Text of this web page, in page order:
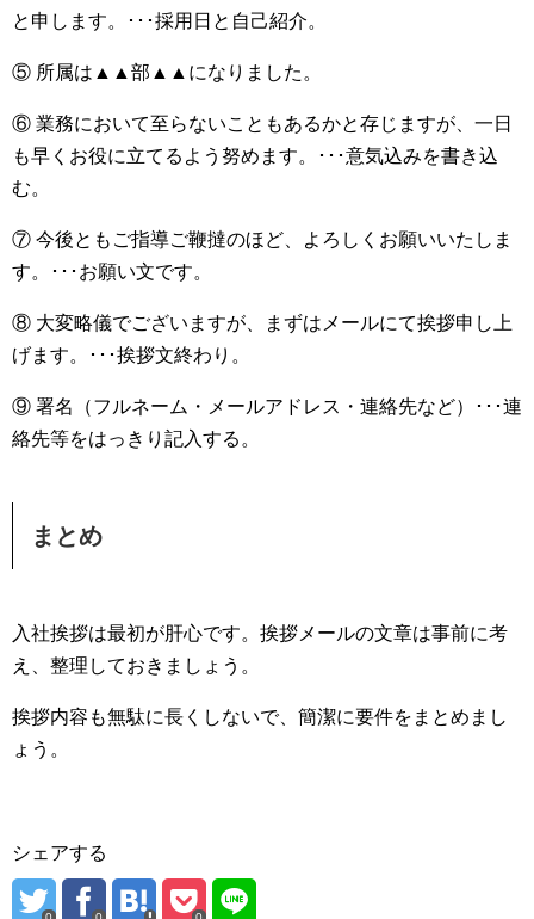
と申します。･･･採用日と自己紹介。
⑤ 所属は▲▲部▲▲になりました。
⑥ 業務において至らないこともあるかと存じますが、一日
も早くお役に立てるよう努めます。･･･意気込みを書き込
む。
⑦ 今後ともご指導ご鞭撻のほど、よろしくお願いいたしま
す。･･･お願い文です。
⑧ 大変略儀でございますが、まずはメールにて挨拶申し上
げます。･･･挨拶文終わり。
⑨ 署名（フルネーム・メールアドレス・連絡先など）･･･連
絡先等をはっきり記入する。
まとめ
入社挨拶は最初が肝心です。挨拶メールの文章は事前に考
え、整理しておきましょう。
挨拶内容も無駄に長くしないで、簡潔に要件をまとめまし
ょう。
シェアする